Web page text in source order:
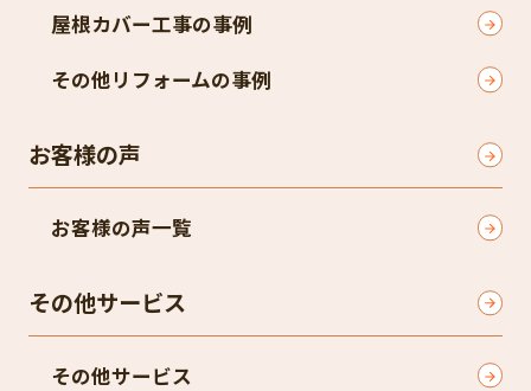
屋根カバー工事の事例
その他リフォームの事例
お客様の声
お客様の声一覧
その他サービス
その他サービス